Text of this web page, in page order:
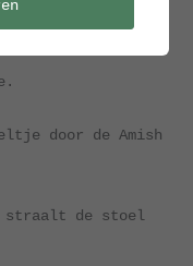
door de Amish
de stoel